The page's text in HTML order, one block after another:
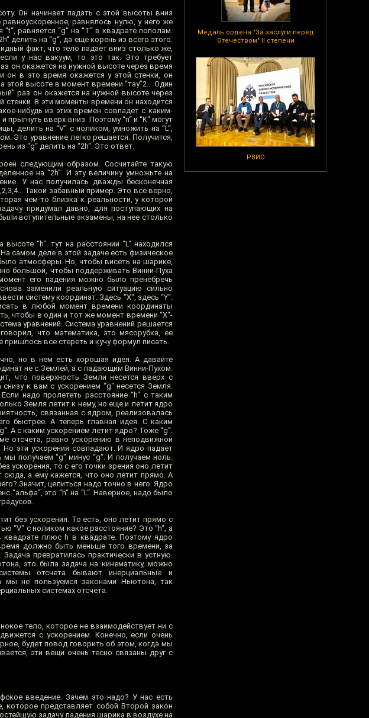
Медаль ордена "За заслуги перед
Отечеством" II степени
РВИО
Он начинает падать с этой высоты вниз
равнялось нулю, у него же
равняется “g“ на “T“ в квадрате пополам.
делить на “g“, да еще корень из всего этого.
факт, что тело падает вниз столько же,
у нас вакуум, то это так. Это требует
он окажется на нужной высоте через время
он в это время окажется у этой стенки, он
высоте в момент времени “тау”2... Один
раз он окажется на нужной высоте через
стенки. В эти моменты времени он находится
нибудь из этих времен совпадет с каким-
вверх-вниз. Поэтому “n“ и “K“ могут
делить на “V“ с ноликом, умножить на “L“,
Это уравнение легко решается. Получится,
из “g“ делить на “2h“. Это ответ.
следующим образом. Сосчитайте такую
на “2h“. И эту величину умножьте на
У нас получилась дважды бесконечная
Такой забавный пример. Это все верно,
чем-то близка к реальности, у которой
придумал давно, для поступающих на
вступительные экзамены, на нее столько
“h“. тут на расстоянии “L“ находился
самом деле в этой задаче есть физическое
атмосферы. Но, чтобы висеть на шарике,
большой, чтобы поддерживать Винни-Пуха
его падения можно было пренебречь
заменили реальную ситуацию сильно
систему координат. Здесь “X“, здесь “Y“.
в любой момент времени координаты
чтобы в один и тот же момент времени “X“-
уравнений. Система уравнений решается
что математика, это мясорубка, ее
все стереть и кучу формул писать.
но в нем есть хорошая идея. А давайте
не с Землей, а с падающим Винни-Пухом.
что поверхность Земли несется вверх с
к вам с ускорением “g“ несется Земля.
надо пролететь расстояние “h“ с таким
Земля летит к нему, но еще и летит ядро
связанная с ядром, реализовалась
быстрее. А теперь главная идея. С каким
А с каким ускорением летит ядро? Тоже “g“.
отсчета, равно ускорению в неподвижной
Но эти ускорения совпадают. И ядро падает
мы получаем “g“ минус “g“. И получаем ноль.
ускорения, то с его точки зрения оно летит
а ему кажется, что оно летит прямо. А
Значит, целиться надо точно в него. Ядро
“альфа“, это “h“ на “L“. Наверное, надо было
без ускорения. То есть, оно летит прямо с
“V“ с ноликом какое расстояние? Это “h“, а
квадрате плюс h в квадрате. Поэтому ядро
должно быть меньше того времени, за
превратилась практически в устную.
это была задача на кинематику, можно
отсчета бывают инерциальные и
мы не пользуемся законами Ньютона, так
системах отсчета.
тело, которое не взаимодействует ни с
с ускорением. Конечно, если очень
будет повод говорить об этом, когда мы
эти вещи очень тесно связаны друг с
введение. Зачем это надо? У нас есть
которое представляет собой Второй закон
задачу падения шарика в воздухе на